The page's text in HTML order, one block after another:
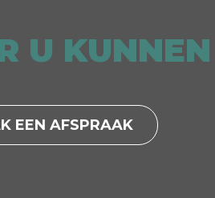
U KUNNEN
EEN AFSPRAAK